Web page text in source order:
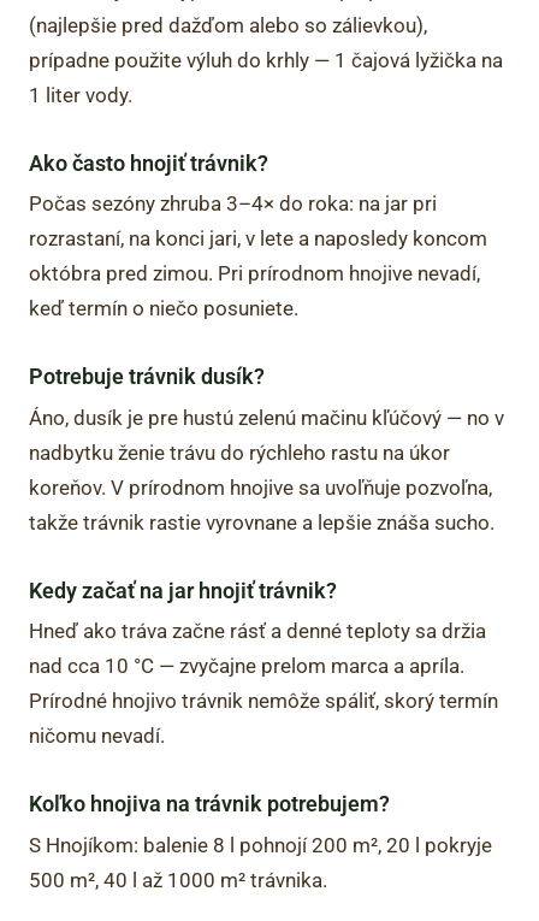
(najlepšie pred dažďom alebo so zálievkou),
prípadne použite výluh do krhly — 1 čajová lyžička na
1 liter vody.
Ako často hnojiť trávnik?
Počas sezóny zhruba 3–4× do roka: na jar pri
rozrastaní, na konci jari, v lete a naposledy koncom
októbra pred zimou. Pri prírodnom hnojive nevadí,
keď termín o niečo posuniete.
Potrebuje trávnik dusík?
Áno, dusík je pre hustú zelenú mačinu kľúčový — no v
nadbytku ženie trávu do rýchleho rastu na úkor
koreňov. V prírodnom hnojive sa uvoľňuje pozvoľna,
takže trávnik rastie vyrovnane a lepšie znáša sucho.
Kedy začať na jar hnojiť trávnik?
Hneď ako tráva začne rásť a denné teploty sa držia
nad cca 10 °C — zvyčajne prelom marca a apríla.
Prírodné hnojivo trávnik nemôže spáliť, skorý termín
ničomu nevadí.
Koľko hnojiva na trávnik potrebujem?
S Hnojíkom: balenie 8 l pohnojí 200 m², 20 l pokryje
500 m², 40 l až 1000 m² trávnika.